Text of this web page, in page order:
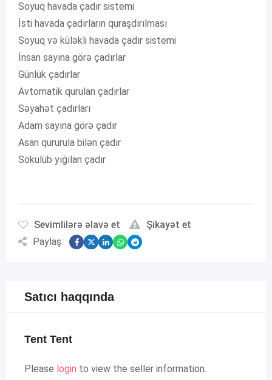
Soyuq havada çadır sistemi
İsti havada çadırların quraşdırılması
Soyuq və küləkli havada çadır sistemi
İnsan sayına görə çadırlar
Günlük çadırlar
Avtomatik qurulan çadırlar
Səyahət çadırları
Adam sayına görə çadır
Asan qururula bilən çadır
Sökülüb yığılan çadır
Sevimlilərə əlavə et
Şikayət et
Paylaş:
Satıcı haqqında
Tent Tent
Please login to view the seller information.